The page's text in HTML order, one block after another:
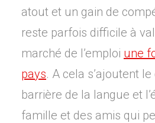
atout et un gain de
reste parfois difficile à
marché de l’emploi une
pays. A cela s’ajoutent
barrière de la langue et
famille et des amis qui